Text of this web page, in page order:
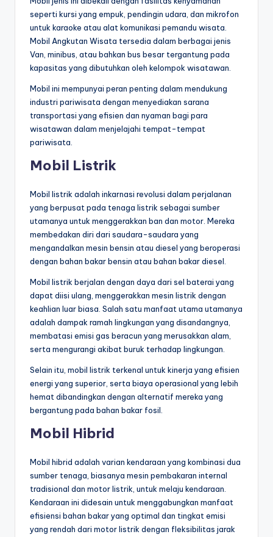
seperti kursi yang empuk, pendingin udara, dan mikrofon
untuk karaoke atau alat komunikasi pemandu wisata.
Mobil Angkutan Wisata tersedia dalam berbagai jenis
Van, minibus, atau bahkan bus besar tergantung pada
kapasitas yang dibutuhkan oleh kelompok wisatawan.
Mobil ini mempunyai peran penting dalam mendukung
industri pariwisata dengan menyediakan sarana
transportasi yang efisien dan nyaman bagi para
wisatawan dalam menjelajahi tempat-tempat
pariwisata.
Mobil Listrik
Mobil listrik adalah inkarnasi revolusi dalam perjalanan
yang berpusat pada tenaga listrik sebagai sumber
utamanya untuk menggerakkan ban dan motor. Mereka
membedakan diri dari saudara-saudara yang
mengandalkan mesin bensin atau diesel yang beroperasi
dengan bahan bakar bensin atau bahan bakar diesel.
Mobil listrik berjalan dengan daya dari sel baterai yang
dapat diisi ulang, menggerakkan mesin listrik dengan
keahlian luar biasa. Salah satu manfaat utama utamanya
adalah dampak ramah lingkungan yang disandangnya,
membatasi emisi gas beracun yang merusakkan alam,
serta mengurangi akibat buruk terhadap lingkungan.
Selain itu, mobil listrik terkenal untuk kinerja yang efisien
energi yang superior, serta biaya operasional yang lebih
hemat dibandingkan dengan alternatif mereka yang
bergantung pada bahan bakar fosil.
Mobil Hibrid
Mobil hibrid adalah varian kendaraan yang kombinasi dua
sumber tenaga, biasanya mesin pembakaran internal
tradisional dan motor listrik, untuk melaju kendaraan.
Kendaraan ini didesain untuk menggabungkan manfaat
efisiensi bahan bakar yang optimal dan tingkat emisi
yang rendah dari motor listrik dengan fleksibilitas jarak